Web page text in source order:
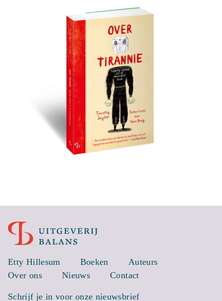
Etty Hillesum Boeken
Auteurs
Over ons
Nieuws Contact
Schrijf je in voor onze nieuwsbrief